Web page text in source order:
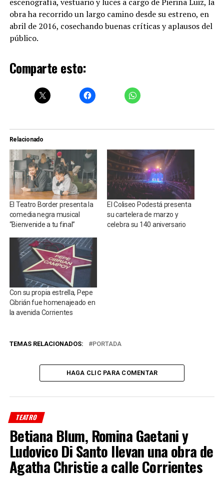
obra ha recorrido un largo camino desde su estreno, en
abril de 2016, cosechando buenas críticas y aplausos del
público.
Comparte esto:
Relacionado
El Teatro Border presenta la
comedia negra musical
“Bienvenide a tu final”
El Coliseo Podestá presenta
su cartelera de marzo y
celebra su 140 aniversario
Con su propia estrella, Pepe
Cibrián fue homenajeado en
la avenida Corrientes
TEMAS RELACIONADOS: PORTADA
HAGA CLIC PARA COMENTAR
TEATRO
Betiana Blum, Romina Gaetani y
Ludovico Di Santo llevan una obra de
Agatha Christie a calle Corrientes